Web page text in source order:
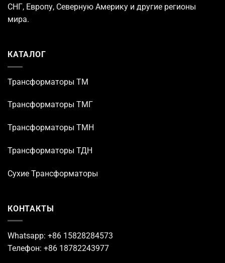
СНГ, Европу, Северную Америку и другие регионы
мира.
КАТАЛОГ
Трансформаторы TM
Трансформаторы ТМГ
Трансформаторы ТМН
Трансформаторы ТДН
Сухие Трансформаторы
КОНТАКТЫ
Whatsapp: +86 15828284573
Телефон: +86 18782243977